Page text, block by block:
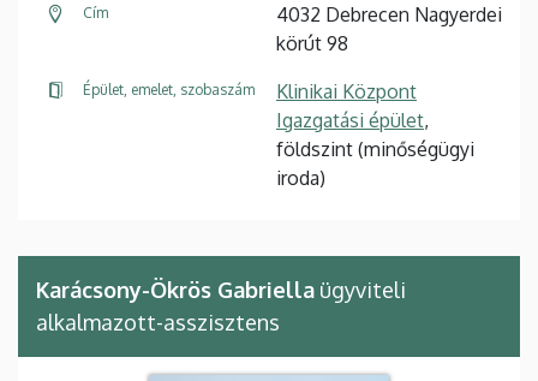
Cím
4032 Debrecen Nagyerdei
körút 98
Épület, emelet, szobaszám
Klinikai Központ
Igazgatási épület,
földszint (minőségügyi
iroda)
Karácsony-Ökrös Gabriella ügyviteli
alkalmazott-asszisztens